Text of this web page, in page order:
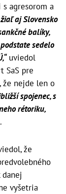
agresorom a
aj Slovensko
balíky,
sedelo
uviedol
SaS pre
že nejde len o
spojenec, s
rétoriku,
že
vyšetria